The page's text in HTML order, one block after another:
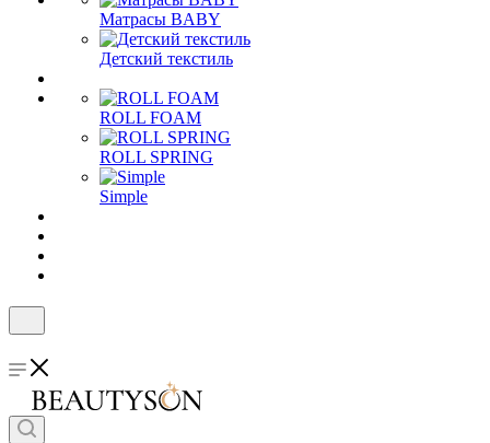
Матрасы BABY
Детский текстиль
ROLL FOAM
ROLL SPRING
Simple